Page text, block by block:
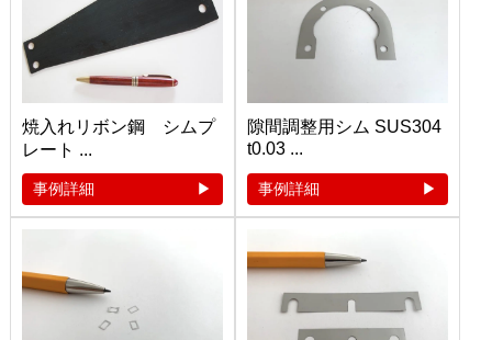
焼入れリボン鋼 シムプ
レート ...
事例詳細
隙間調整用シム SUS304
t0.03 ...
事例詳細